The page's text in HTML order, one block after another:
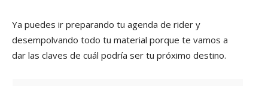
Ya puedes ir preparando tu agenda de rider y
desempolvando todo tu material porque te vamos a
dar las claves de cuál podría ser tu próximo destino.